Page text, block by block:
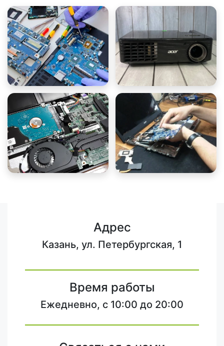
Адрес
Казань, ул. Петербургская, 1
Время работы
Ежедневно, с 10:00 до 20:00